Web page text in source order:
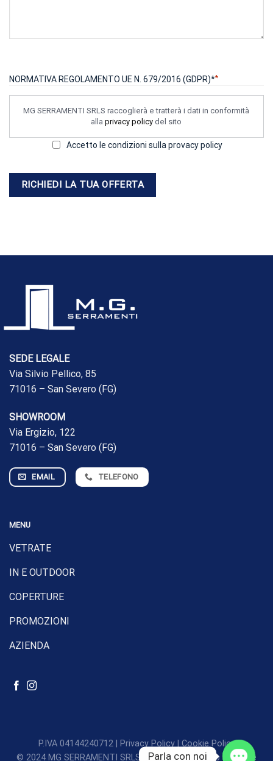
NORMATIVA REGOLAMENTO UE N. 679/2016 (GDPR)**
MG SERRAMENTI SRLS raccoglierà e tratterà i dati in conformità
allaprivacy policy del sito
Accetto le condizioni sulla provacy policy
SEDE LEGALE
Via Silvio Pellico, 85
71016 – San Severo (FG)
SHOWROOM
Via Ergizio, 122
71016 – San Severo (FG)
EMAIL TELEFONO
MENU
VETRATE
IN E OUTDOOR
COPERTURE
PROMOZIONI
AZIENDA
P.IVA 04144240712 | Privacy Policy
Cookie Policy
© 2024 MG SERRAMENTI SRLS | Gestione sito web Tattiche
Parla con noi